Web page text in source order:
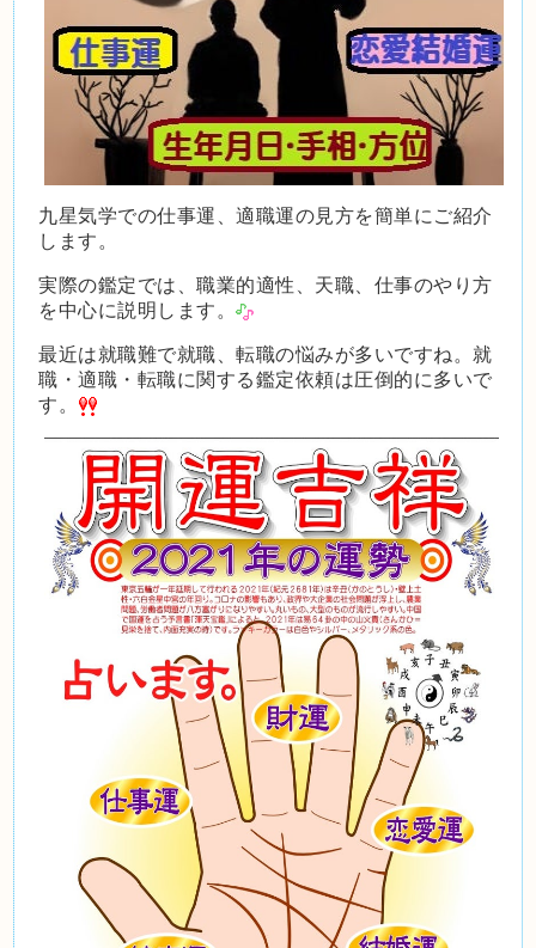
九星気学での仕事運、適職運の見方を簡単にご紹介
します。
実際の鑑定では、職業的適性、天職、仕事のやり方
を中心に説明します。
最近は就職難で就職、転職の悩みが多いですね。就
職・適職・転職に関する鑑定依頼は圧倒的に多いで
す。